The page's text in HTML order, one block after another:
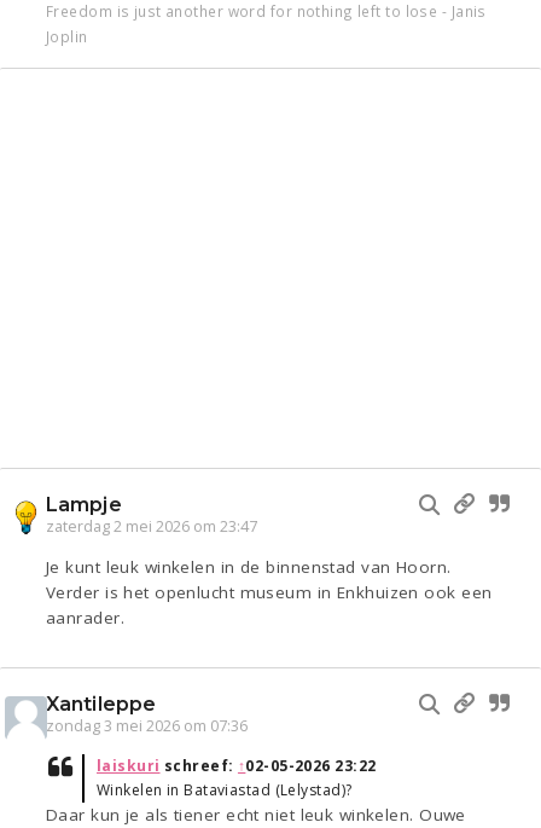
Freedom is just another word for nothing left to lose - Janis
Joplin
Lampje
zaterdag 2 mei 2026 om 23:47
Je kunt leuk winkelen in de binnenstad van Hoorn.
Verder is het openlucht museum in Enkhuizen ook een
aanrader.
Xantileppe
zondag 3 mei 2026 om 07:36
laiskuri schreef: ↑02-05-2026 23:22
Winkelen in Bataviastad (Lelystad)?
Daar kun je als tiener echt niet leuk winkelen. Ouwe